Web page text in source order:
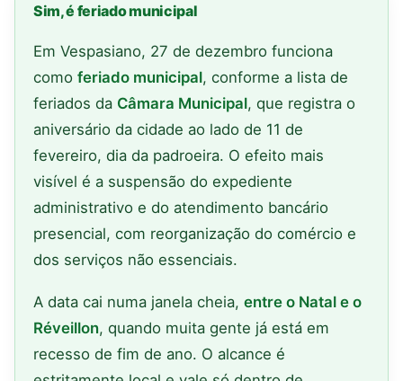
Sim, é feriado municipal
Em Vespasiano, 27 de dezembro funciona
como feriado municipal, conforme a lista de
feriados da Câmara Municipal, que registra o
aniversário da cidade ao lado de 11 de
fevereiro, dia da padroeira. O efeito mais
visível é a suspensão do expediente
administrativo e do atendimento bancário
presencial, com reorganização do comércio e
dos serviços não essenciais.
A data cai numa janela cheia, entre o Natal e o
Réveillon, quando muita gente já está em
recesso de fim de ano. O alcance é